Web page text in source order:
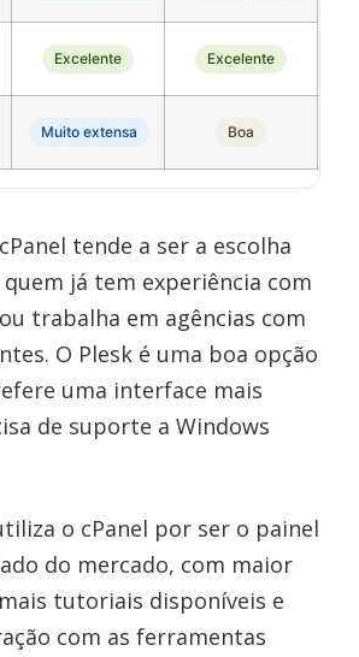
Excelente Excelente
Muito extensa Boa
tende a ser a escolha
já tem experiência com
trabalha em agências com
O Plesk é uma boa opção
uma interface mais
de suporte a Windows
o cPanel por ser o painel
do mercado, com maior
tutoriais disponíveis e
com as ferramentas